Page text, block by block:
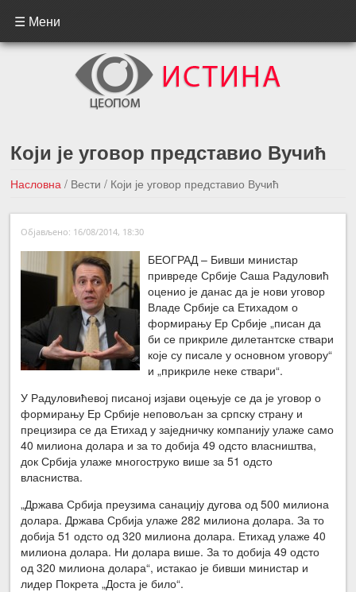
☰ Мени
Који је уговор представио Вучић
Насловна / Вести/ Који је уговор представио Вучић
←Претходна вест
Следећа вест →
Објављено: 16/08/2014, 18:30
БЕОГРАД – Бивши министар
привреде Србије Саша Радуловић
оценио је данас да је нови уговор
Владе Србије са Етихадом о
формирању Ер Србије „писан да
би се прикриле дилетантске ствари
које су писале у основном уговору“
и „прикриле неке ствари“.
У Радуловићевој писаној изјави оцењује се да је уговор о
формирању Ер Србије неповољан за српску страну и
прецизира се да Етихад у заједничку компанију улаже само
40 милиона долара и за то добија 49 одсто власништва,
док Србија улаже многоструко више за 51 одсто
власниства.
„Држава Србија преузима санацију дугова од 500 милиона
долара. Држава Србија улаже 282 милиона долара. За то
добија 51 одсто од 320 милиона долара. Етихад улаже 40
милиона долара. Ни долара више. За то добија 49 одсто
од 320 милиона долара“, истакао је бивши министар и
лидер Покрета „Доста је било“.